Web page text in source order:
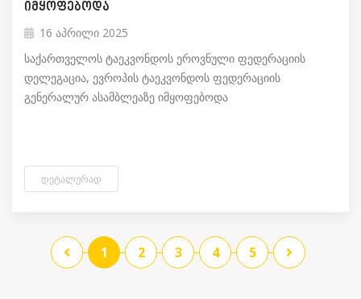
იმყოფებოდა
16 აპრილი 2025
საქართველოს ტაეკვონდოს ეროვნული ფედერაციის
დელეგაცია, ევროპის ტაეკვონდოს ფედერაციის
გენერალურ ასამბლეაზე იმყოფებოდა
ᲓᲔᲢᲐᲚᲣᲠᲐᲓ
1 2 3 4 5